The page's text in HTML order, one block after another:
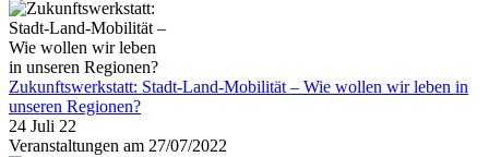
Zukunftswerkstatt: Stadt-Land-Mobilität – Wie wollen wir leben in
unseren Regionen?
24 Juli 22
Veranstaltungen am 27/07/2022